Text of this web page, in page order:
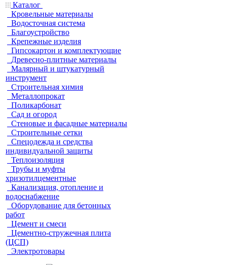
Каталог
Кровельные материалы
Водосточная система
Благоустройство
Крепежные изделия
Гипсокартон и комплектующие
Древесно-плитные материалы
Малярный и штукатурный
инструмент
Строительная химия
Металлопрокат
Поликарбонат
Сад и огород
Стеновые и фасадные материалы
Строительные сетки
Спецодежда и средства
индивидуальной защиты
Теплоизоляция
Трубы и муфты
хризотилцементные
Канализация, отопление и
водоснабжение
Оборудование для бетонных
работ
Цемент и смеси
Цементно-стружечная плита
(ЦСП)
Электротовары